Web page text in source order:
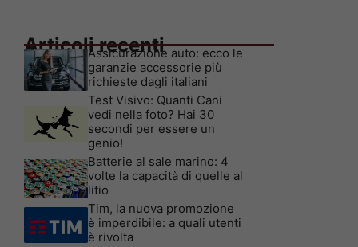
Articoli recenti
Assicurazione auto: ecco le
garanzie accessorie più
richieste dagli italiani
Test Visivo: Quanti Cani
vedi nella foto? Hai 30
secondi per essere un
genio!
Batterie al sale marino: 4
volte la capacità di quelle al
litio
Tim, la nuova promozione
è imperdibile: a quali utenti
è rivolta